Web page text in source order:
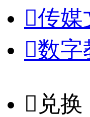
传媒
数字
𐈈 兑换